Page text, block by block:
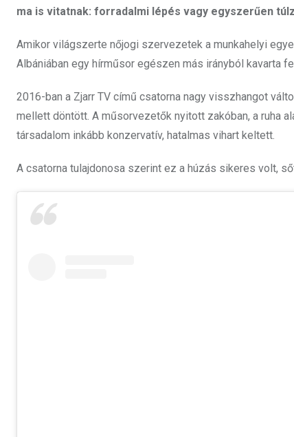
ma is vitatnak: forradalmi lépés vagy egyszerűen
Amikor világszerte nőjogi szervezetek a munkahelyi
Albániában egy hírműsor egészen más irányból kavarta
2016-ban a Zjarr TV című csatorna nagy visszhangot
mellett döntött. A műsorvezetők nyitott zakóban, a ruha
társadalom inkább konzervatív, hatalmas vihart keltett.
A csatorna tulajdonosa szerint ez a húzás sikeres volt,